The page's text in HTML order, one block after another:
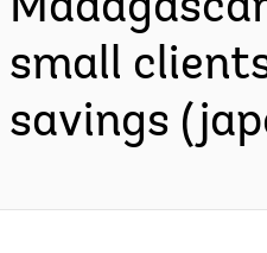
small
savings